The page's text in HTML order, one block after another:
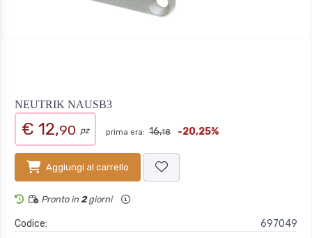
NEUTRIK NAUSB3
€ 12,90 pz prima era: 16,18 -20,25%
Aggiungi al carrello
Pronto in 2giorni
Codice:
697049